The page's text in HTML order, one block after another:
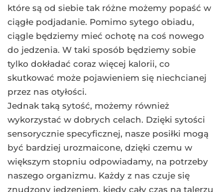
które są od siebie tak różne możemy popaść w
ciągłe podjadanie. Pomimo sytego obiadu,
ciągle będziemy mieć ochotę na coś nowego
do jedzenia. W taki sposób będziemy sobie
tylko dokładać coraz więcej kalorii, co
skutkować może pojawieniem się niechcianej
przez nas otyłości.
Jednak taką sytość, możemy również
wykorzystać w dobrych celach. Dzięki sytości
sensorycznie specyficznej, nasze posiłki mogą
być bardziej urozmaicone, dzięki czemu w
większym stopniu odpowiadamy, na potrzeby
naszego organizmu. Każdy z nas czuje się
znudzony jedzeniem, kiedy cały czas na talerzu